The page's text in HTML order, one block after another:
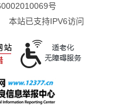
号
本站已支持IPV6访问